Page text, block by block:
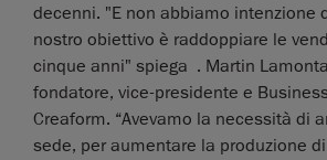
decenni. "E non abbiamo intenzione
nostro obiettivo è raddoppiare le
cinque anni" spiega . Martin
fondatore, vice-presidente e
Creaform. “Avevamo la necessità di
sede, per aumentare la produzione